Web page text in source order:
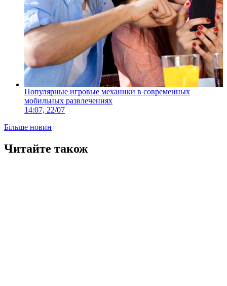
Популярные игровые механики в современных
мобильных развлечениях
14:07, 22/07
Більше новин
Читайте також